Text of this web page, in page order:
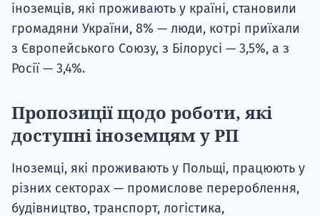
іноземців, які проживають у країні, становили
громадяни України, 8% — люди, котрі приїхали
з Європейського Союзу, з Білорусі — 3,5%, а з
Росії — 3,4%.
Пропозиції щодо роботи, які
доступні іноземцям у РП
Іноземці, які проживають у Польщі, працюють у
різних секторах — промислове перероблення,
будівництво, транспорт, логістика,